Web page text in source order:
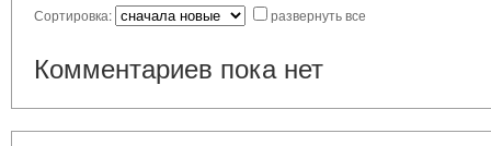
Сортировка: развернуть все
Комментариев пока нет